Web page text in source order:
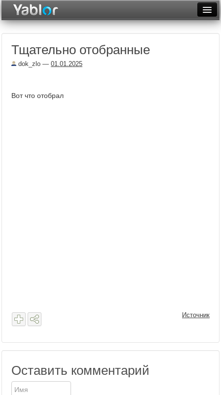
Неделя
Тщательно отобранные
dok_zlo — 01.01.2025
Вот что отобрал
Источник
Оставить комментарий